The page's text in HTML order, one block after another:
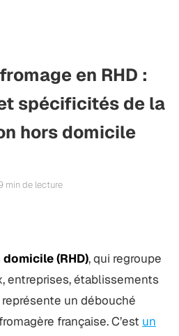
en RHD :
spécificités de la
hors domicile
min de lecture
(RHD), qui regroupe
entreprises, établissements
un débouché
française. C’est un